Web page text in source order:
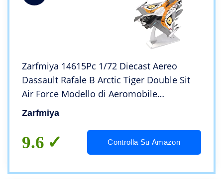
Zarfmiya 14615Pc 1/72 Diecast Aereo
Dassault Rafale B Arctic Tiger Double Sit
Air Force Modello di Aeromobile
Collezione Display Statico
Zarfmiya
9.6 Controlla Su Amazon